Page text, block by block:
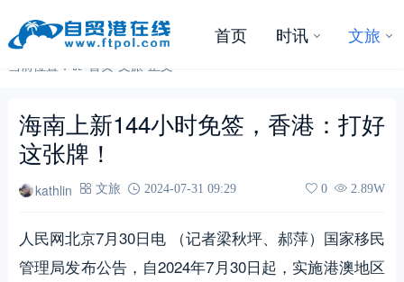
首页 时讯 文旅
当前位置： 首页 文旅 正文
海南上新144小时免签，香港：打好
这张牌！
kathlin 文旅 2024-07-31 09:29 0 2.89W
人民网北京7月30日电 （记者梁秋坪、郝萍）国家移民
管理局发布公告，自2024年7月30日起，实施港澳地区